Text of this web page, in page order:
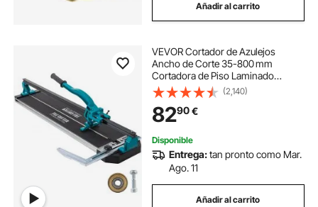
Añadir al carrito
VEVOR Cortador de Azulejos
Ancho de Corte 35-800 mm
Cortadora de Piso Laminado
Espesor de Corte 6-15 mm
Cortador Manual de Azulejos de
Aluminio Corte Preciso y Suave
para Piedra, Baldosas Ordinarias
(2,140)
8290€
Disponible
Entrega:tan pronto como Mar.
Ago. 11
Añadir al carrito